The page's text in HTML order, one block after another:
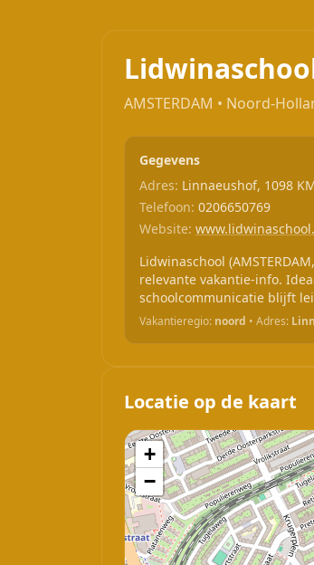
AMSTERDAM • Noord-
Gegevens
Adres: Linnaeushof, 1098
Telefoon: 0206650769
Website:
Lidwinaschool
relevante vakantie-info.
schoolcommunicatie blijft
Vakantieregio: noord • Adres:
Locatie op de kaart
+
−